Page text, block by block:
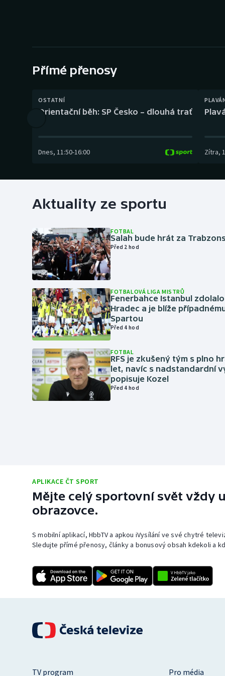
Přímé přenosy
OSTATNÍ
Orientační běh: SP Česko – dlouhá trať
Dnes, 11:50-16:00 Zítra,
Aktuality ze sportu
FOTBAL
Salah bude hrát za
Před 2 hod
FOTBALOVÁ LIGA MISTRŮ
Fenerbahce Istanbul
Hradec a je blíže
Spartou
Před 4 hod
FOTBAL
RFS je zkušený tým s plno
let, navíc s nadstandardní
popisuje Kozel
Před 4 hod
APLIKACE ČT SPORT
Mějte celý sportovní svět vždy
obrazovce.
S mobilní aplikací, HbbTV a apkou iVysílání ve své chytré
Sledujte přímé přenosy, články a bonusový obsah kdekoli a
TV program Pro média